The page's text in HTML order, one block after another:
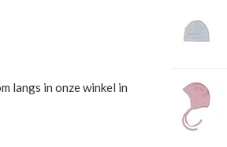
langs in onze winkel in